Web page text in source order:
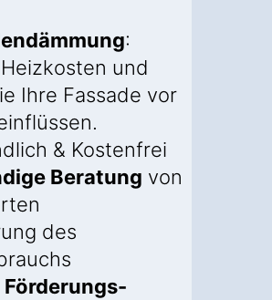
:
und
Ihre Fassade vor
& Kostenfrei
Beratung von
des
Förderungs-